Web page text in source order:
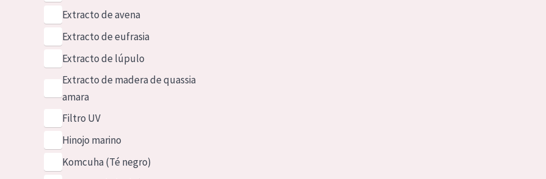
Extracto de avena
Extracto de eufrasia
Extracto de lúpulo
Extracto de madera de quassia
amara
Filtro UV
Hinojo marino
Komcuha (Té negro)